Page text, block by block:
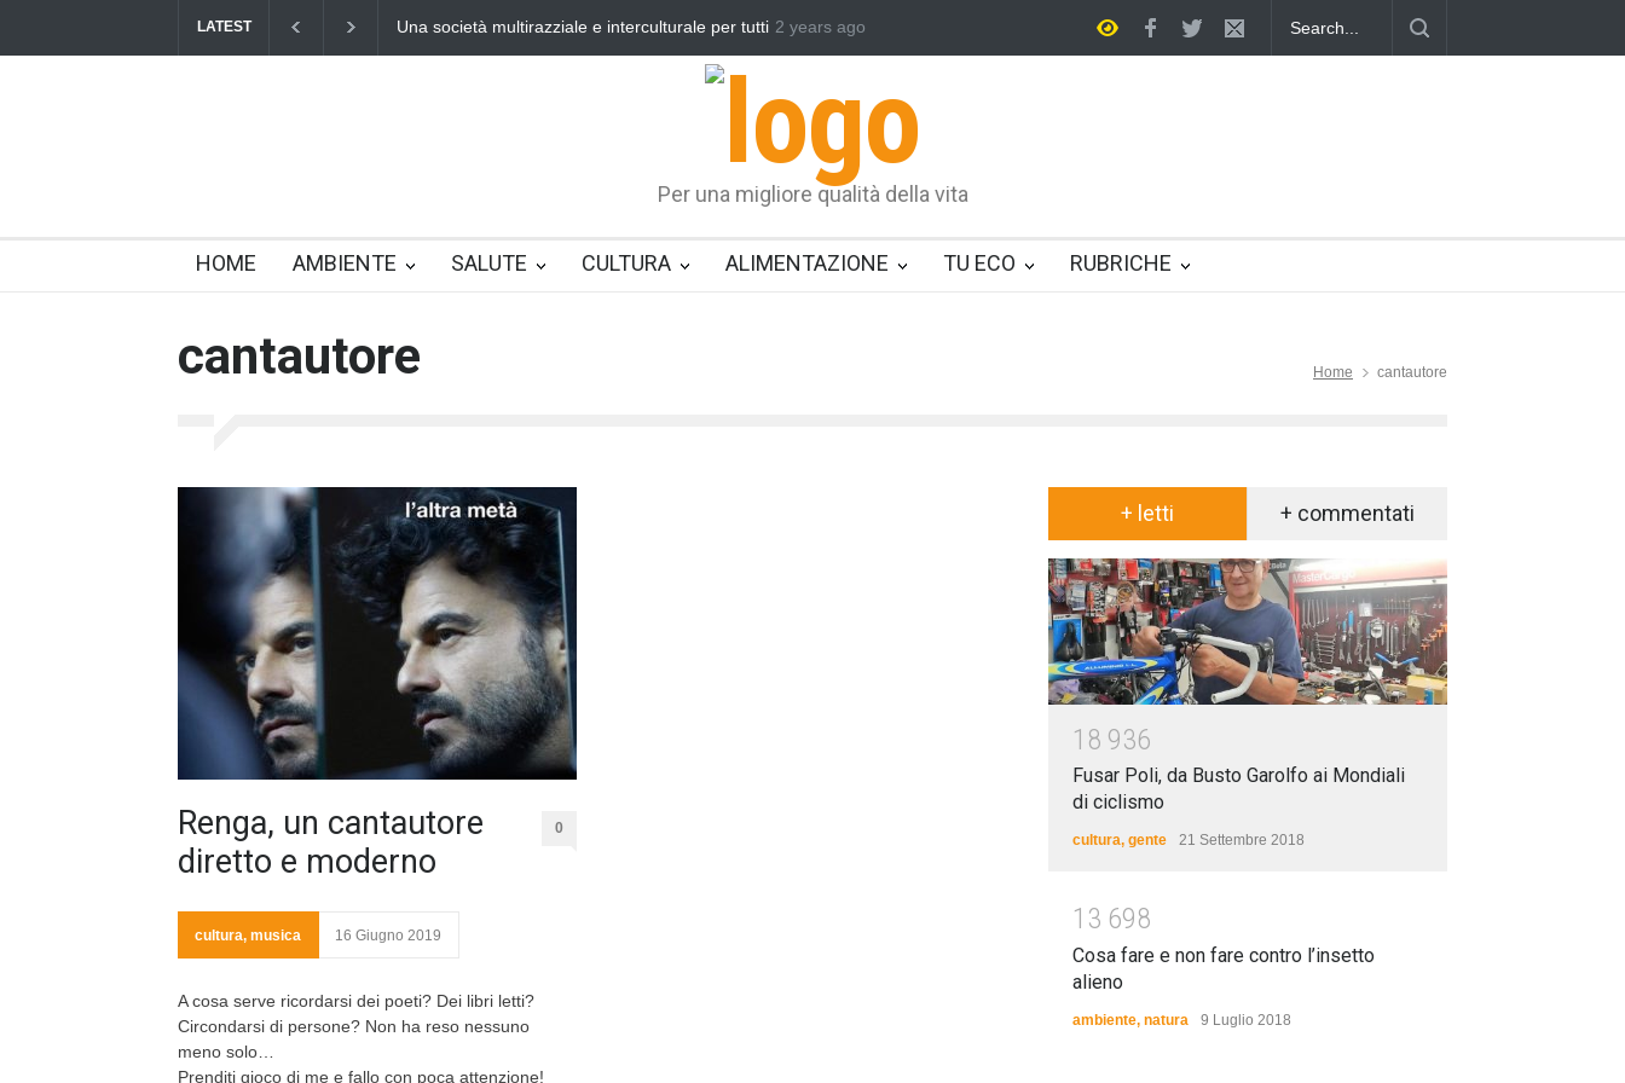
LATEST
Una società multirazziale e interculturale per tutti Benedetta primavera, vincere la sonnolenza Un eroe multifunzione nella vita quotidiana
2 years ago
Per una migliore qualità della vita
HOME AMBIENTE SALUTE CULTURA ALIMENTAZIONE TU ECO RUBRICHE
cantautore Home cantautore
Renga, un cantautore
diretto e moderno
0
cultura, musica 16 Giugno 2019
A cosa serve ricordarsi dei poeti? Dei libri letti?
Circondarsi di persone? Non ha reso nessuno
meno solo…
Prenditi gioco di me e fallo con poca attenzione!
+ letti + commentati
1 8 936
Fusar Poli, da Busto Garolfo ai Mondiali
di ciclismo
cultura, gente 21 Settembre 2018
1 3 698
Cosa fare e non fare contro l’insetto
alieno
ambiente, natura 9 Luglio 2018